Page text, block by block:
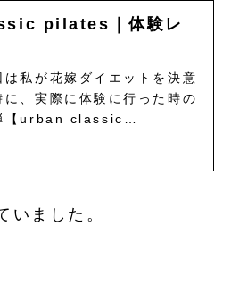
pilates｜体験レ
私が花嫁ダイエットを決意
、実際に体験に行った時の
【urban classic
いました。